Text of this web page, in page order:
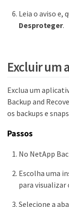
Leia o aviso e,
Desproteger.
Excluir um
Exclua um
Backup and
os backups e
Passos
No NetApp
Escolha uma
para visualizar
Selecione a aba